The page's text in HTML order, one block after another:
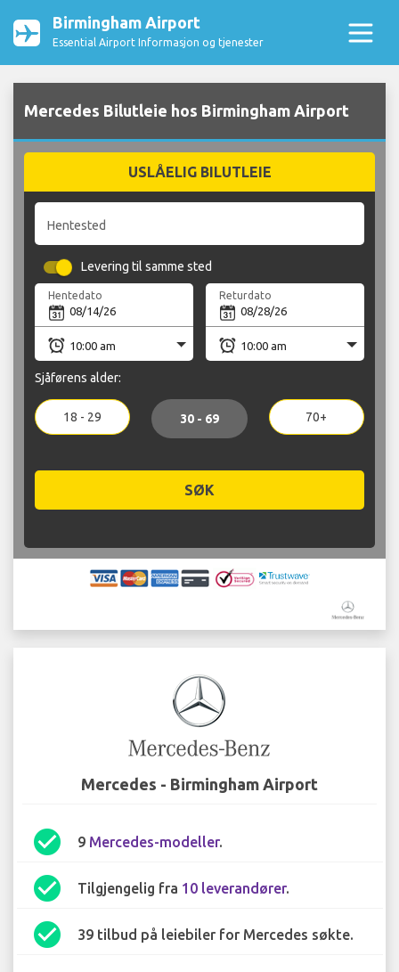
Birmingham Airport
Essential Airport Informasjon og tjenester
Mercedes Bilutleie hos Birmingham Airport
USLÅELIG BILUTLEIE
Hentested
Levering til samme sted
Hentedato Returdato
Sjåførens alder:
18 - 29 30 - 69 70+
SØK
Mercedes - Birmingham Airport
check_circle 9 Mercedes-modeller.
check_circle Tilgjengelig fra 10 leverandører.
check_circle 39 tilbud på leiebiler for Mercedes søkte.